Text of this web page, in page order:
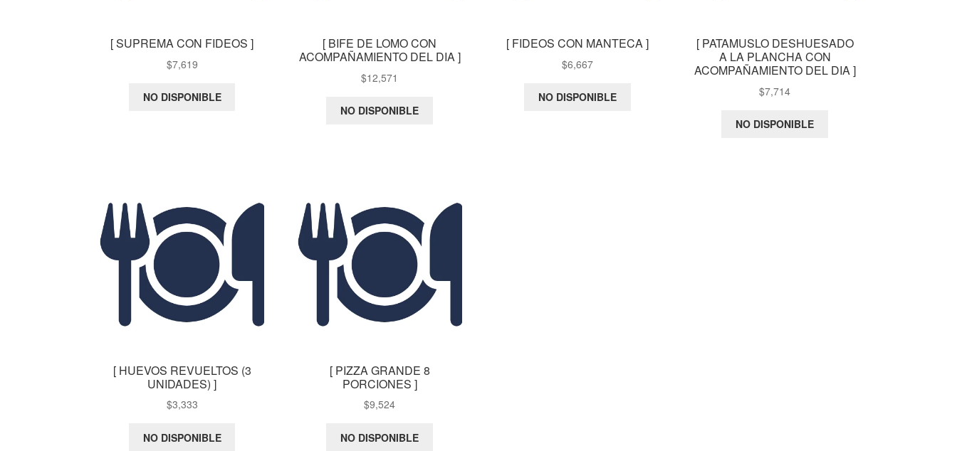
[ SUPREMA CON FIDEOS ]
$7,619
NO DISPONIBLE
[ BIFE DE LOMO CON
ACOMPAÑAMIENTO DEL DIA ]
$12,571
NO DISPONIBLE
[ FIDEOS CON MANTECA ]
$6,667
NO DISPONIBLE
[ PATAMUSLO DESHUESADO
A LA PLANCHA CON
ACOMPAÑAMIENTO DEL DIA ]
$7,714
NO DISPONIBLE
[ HUEVOS REVUELTOS (3
UNIDADES) ]
$3,333
NO DISPONIBLE
[ PIZZA GRANDE 8
PORCIONES ]
$9,524
NO DISPONIBLE